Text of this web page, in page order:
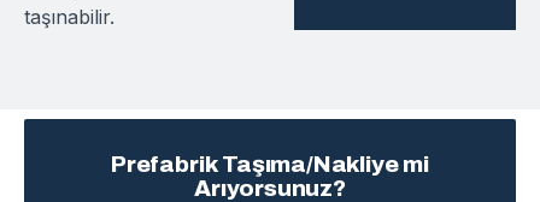
taşınabilir.
Prefabrik Taşıma/Nakliye mi
Arıyorsunuz?